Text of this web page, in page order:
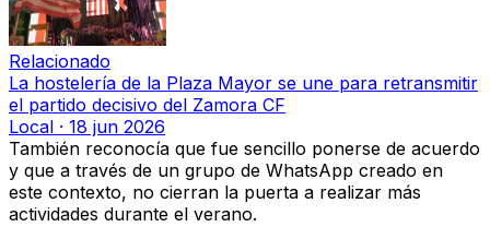
Relacionado
La hostelería de la Plaza Mayor se une para retransmitir
el partido decisivo del Zamora CF
Local · 18 jun 2026
También reconocía que fue sencillo ponerse de acuerdo
y que a través de un grupo de WhatsApp creado en
este contexto, no cierran la puerta a realizar más
actividades durante el verano.